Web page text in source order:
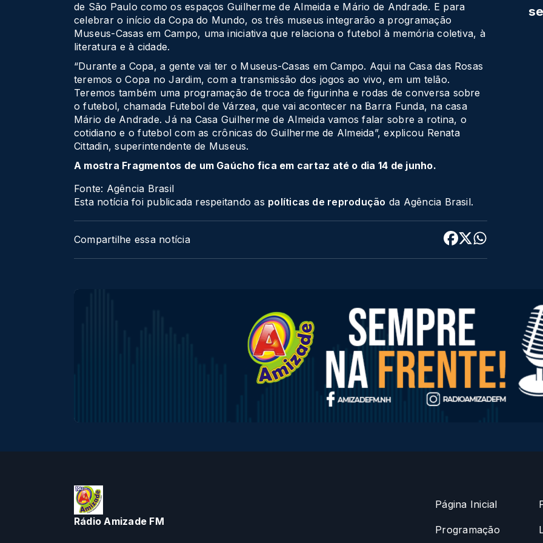
de São Paulo como os espaços Guilherme de Almeida e Mário de Andrade. E para
celebrar o início da Copa do Mundo, os três museus integrarão a programação
Museus-Casas em Campo, uma iniciativa que relaciona o futebol à memória coletiva, à
literatura e à cidade.
“Durante a Copa, a gente vai ter o Museus-Casas em Campo. Aqui na Casa das Rosas
teremos o Copa no Jardim, com a transmissão dos jogos ao vivo, em um telão.
Teremos também uma programação de troca de figurinha e rodas de conversa sobre
o futebol, chamada Futebol de Várzea, que vai acontecer na Barra Funda, na casa
Mário de Andrade. Já na Casa Guilherme de Almeida vamos falar sobre a rotina, o
cotidiano e o futebol com as crônicas do Guilherme de Almeida”, explicou Renata
Cittadin, superintendente de Museus.
A mostra Fragmentos de um Gaúcho fica em cartaz até o dia 14 de junho.
Fonte: Agência Brasil
Esta notícia foi publicada respeitando as políticas de reprodução da Agência Brasil.
Compartilhe essa notícia
Rádio Amizade FM
Página Inicial
Programação